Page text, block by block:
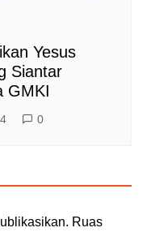
Yesus
Siantar
GMKI
0
Ruas